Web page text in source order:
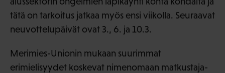
tätä on tarkoitus jatkaa myös ensi viikolla. Seuraavat
neuvottelupäivät ovat 3., 6. ja 10.3.
Merimies-Unionin mukaan suurimmat
erimielisyydet koskevat nimenomaan matkustaja-